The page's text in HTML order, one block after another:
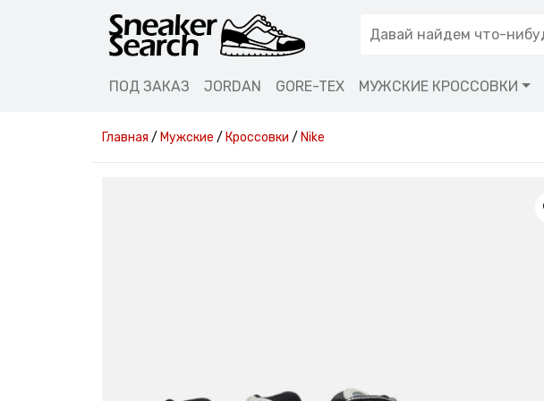
ПОД ЗАКАЗ JORDAN GORE-TEX МУЖСКИЕ КРОССОВКИ
Главная / Мужские / Кроссовки / Nike